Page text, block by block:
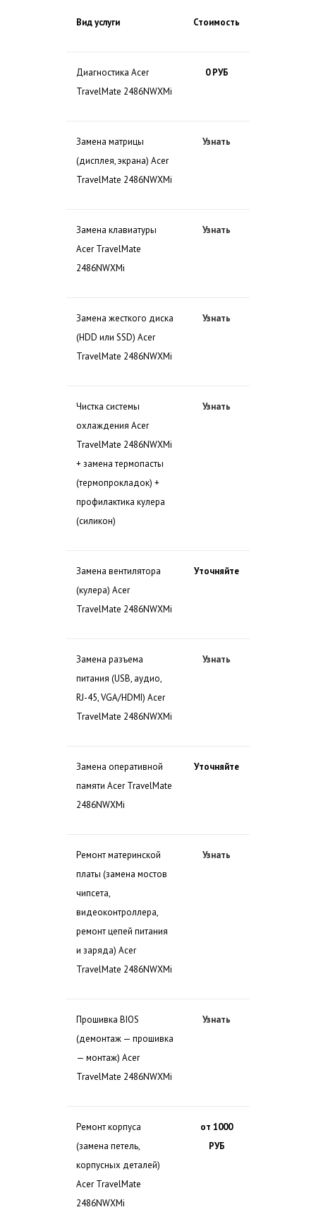
Вид услуги Стоимость
Диагностика Acer
TravelMate 2486NWXMi
0 РУБ
Замена матрицы
(дисплея, экрана) Acer
TravelMate 2486NWXMi
Узнать
Замена клавиатуры
Acer TravelMate
2486NWXMi
Узнать
Замена жесткого диска
(HDD или SSD) Acer
TravelMate 2486NWXMi
Узнать
Чистка системы
охлаждения Acer
TravelMate 2486NWXMi
+ замена термопасты
(термопрокладок) +
профилактика кулера
(силикон)
Узнать
Замена вентилятора
(кулера) Acer
TravelMate 2486NWXMi
Уточняйте
Замена разъема
питания (USB, аудио,
RJ-45, VGA/HDMI) Acer
TravelMate 2486NWXMi
Узнать
Замена оперативной
памяти Acer TravelMate
2486NWXMi
Уточняйте
Ремонт материнской
платы (замена мостов
чипсета,
видеоконтроллера,
ремонт цепей питания
и заряда) Acer
TravelMate 2486NWXMi
Узнать
Прошивка BIOS
(демонтаж — прошивка
— монтаж) Acer
TravelMate 2486NWXMi
Узнать
Ремонт корпуса
(замена петель,
корпусных деталей)
Acer TravelMate
2486NWXMi
от 1000
РУБ